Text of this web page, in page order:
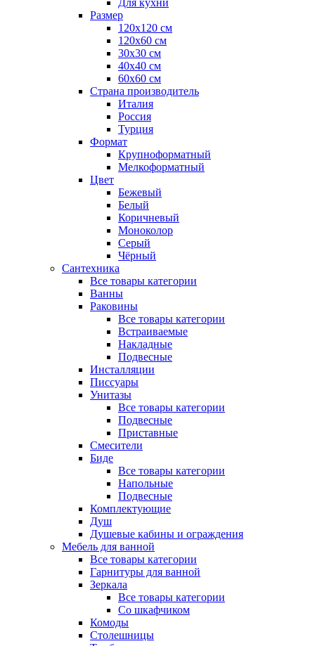
Для кухни
Размер
120x120 см
120x60 см
30x30 см
40x40 см
60x60 см
Страна производитель
Италия
Россия
Турция
Формат
Крупноформатный
Мелкоформатный
Цвет
Бежевый
Белый
Коричневый
Моноколор
Серый
Чёрный
Сантехника
Все товары категории
Ванны
Раковины
Все товары категории
Встраиваемые
Накладные
Подвесные
Инсталляции
Писсуары
Унитазы
Все товары категории
Подвесные
Приставные
Смесители
Биде
Все товары категории
Напольные
Подвесные
Комплектующие
Душ
Душевые кабины и ограждения
Мебель для ванной
Все товары категории
Гарнитуры для ванной
Зеркала
Все товары категории
Со шкафчиком
Комоды
Столешницы